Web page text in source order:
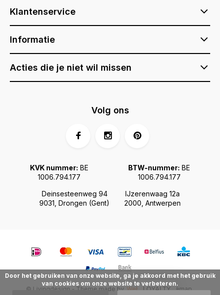
Klantenservice
Informatie
Acties die je niet wil missen
Deinsesteenweg 94
9031, Drongen (Gent)
IJzerenwaag 12a
2000, Antwerpen
KVK nummer: BE
1006.794.177
BTW-nummer: BE
1006.794.177
Volg ons
© Livingdesign - Theme made by Webdinge.nl Sitemap
Door het gebruiken van onze website, ga je akkoord met het gebruik
van cookies om onze website te verbeteren.
LOYALTY